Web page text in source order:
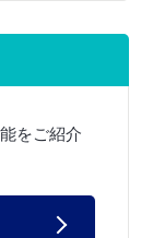
をご紹介